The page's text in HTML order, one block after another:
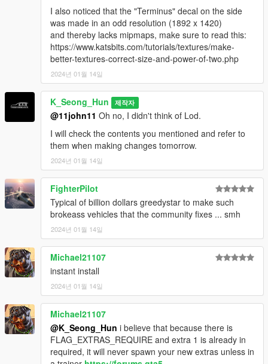
Installation-SP
1. After receiving the file, unzip it or go directly to the
improved_terminus folder.
Go into the “fix_tuning_part” folder and save the file.
"Grand Theft Auto
V\update\x64\dlcpacks\mp2023_02\dlc.rpf\x64\levels\mp2023_
02\vehiclemods\terminus_mods.rpf\"
Please go to and apply.
2. Then, go into the vehicle_file folder and
terminus.ytf, terminus_hi.ytf, terminus.ytd
Go to "Grand Theft Auto
V\update\x64\dlcpacks\mp2023_02\dlc.rpf\x64\levels\gta5\vehi
cles\mp2023_02.rpf\" and apply.
3. Enjoy!
I also noticed that the "Terminus" decal on the side
was made in an odd resolution (1892 x 1420)
and thereby lacks mipmaps, make sure to read this:
https://www.katsbits.com/tutorials/textures/make-
better-textures-correct-size-and-power-of-two.php
2024년 01월 14일
K_Seong_Hun 제작자
@11john11 Oh no, I didn't think of Lod.
I will check the contents you mentioned and refer to
them when making changes tomorrow.
2024년 01월 14일
FighterPilot
Typical of billion dollars greedystar to make such
brokeass vehicles that the community fixes ... smh
2024년 01월 14일
Michael21107
instant install
2024년 01월 14일
Michael21107
@K_Seong_Hun i believe that because there is
FLAG_EXTRAS_REQUIRE and extra 1 is already in
required, it will never spawn your new extras unless in